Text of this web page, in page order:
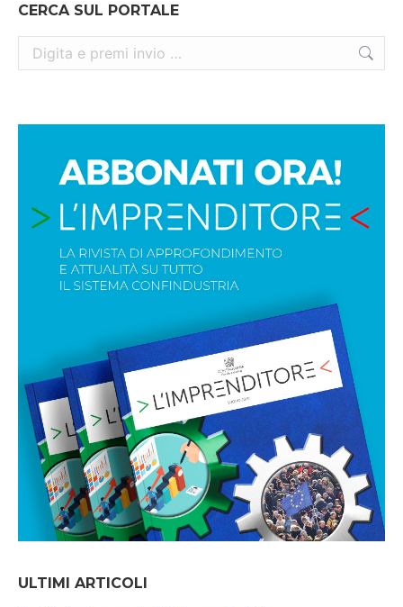
CERCA SUL PORTALE
Cerca:
ULTIMI ARTICOLI